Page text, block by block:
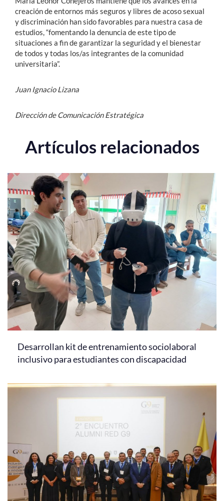
creación de entornos más seguros y libres de acoso sexual
y discriminación han sido favorables para nuestra casa de
estudios, “fomentando la denuncia de este tipo de
situaciones a fin de garantizar la seguridad y el bienestar
de todos y todas los/as integrantes de la comunidad
universitaria”.
Juan Ignacio Lizana
Dirección de Comunicación Estratégica
Artículos relacionados
Desarrollan kit de entrenamiento sociolaboral
inclusivo para estudiantes con discapacidad